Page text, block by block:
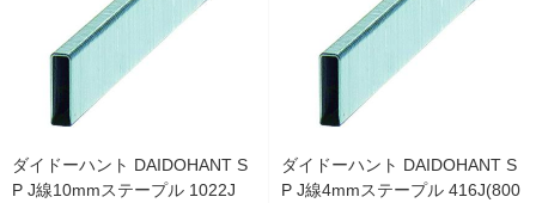
ダイドーハント DAIDOHANT S
P J線10mmステープル 1022J
ダイドーハント DAIDOHANT S
P J線4mmステープル 416J(800